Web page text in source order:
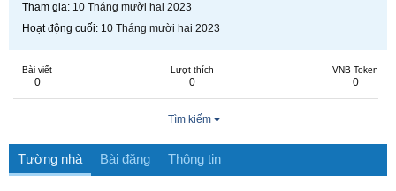
Tham gia 10 Tháng mười hai 2023
Hoạt động cuối 10 Tháng mười hai 2023
Bài viết
0
Lượt thích
0
VNB Token
0
Tìm kiếm
Tường nhà Bài đăng Thông tin